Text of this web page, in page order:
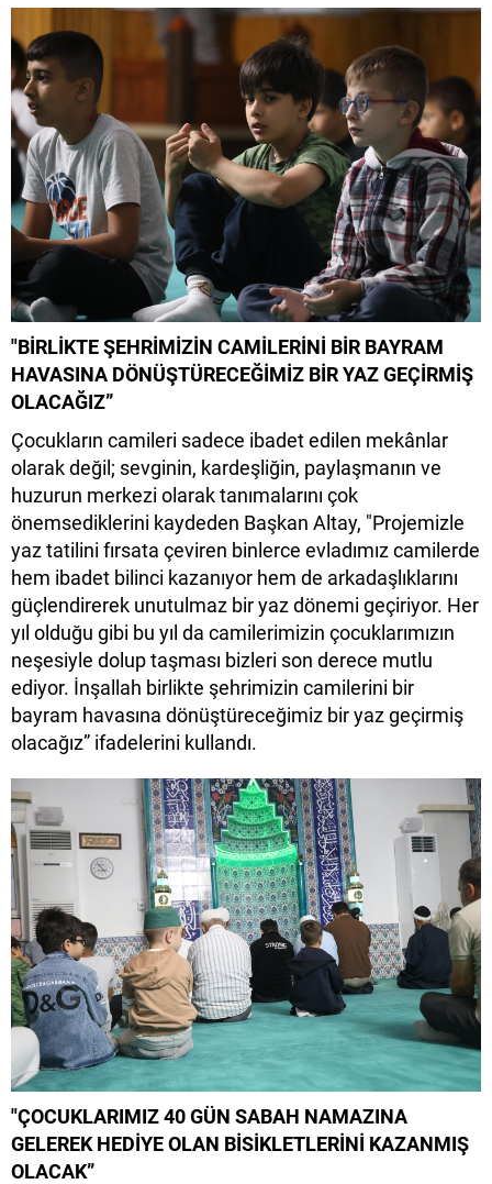
"BİRLİKTE ŞEHRİMİZİN CAMİLERİNİ BİR BAYRAM
HAVASINA DÖNÜŞTÜRECEĞİMİZ BİR YAZ GEÇİRMİŞ
OLACAĞIZ”
Çocukların camileri sadece ibadet edilen mekânlar
olarak değil; sevginin, kardeşliğin, paylaşmanın ve
huzurun merkezi olarak tanımalarını çok
önemsediklerini kaydeden Başkan Altay, "Projemizle
yaz tatilini fırsata çeviren binlerce evladımız camilerde
hem ibadet bilinci kazanıyor hem de arkadaşlıklarını
güçlendirerek unutulmaz bir yaz dönemi geçiriyor. Her
yıl olduğu gibi bu yıl da camilerimizin çocuklarımızın
neşesiyle dolup taşması bizleri son derece mutlu
ediyor. İnşallah birlikte şehrimizin camilerini bir
bayram havasına dönüştüreceğimiz bir yaz geçirmiş
olacağız” ifadelerini kullandı.
"ÇOCUKLARIMIZ 40 GÜN SABAH NAMAZINA
GELEREK HEDİYE OLAN BİSİKLETLERİNİ KAZANMIŞ
OLACAK”